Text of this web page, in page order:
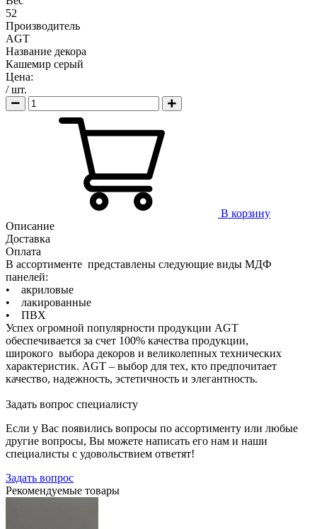
52
Производитель
AGT
Название декора
Кашемир серый
Цена:
/ шт.
В корзину
Описание
Доставка
Оплата
В ассортименте представлены следующие виды МДФ
панелей:
• акриловые
• лакированные
• ПВХ
Успех огромной популярности продукции AGT
обеспечивается за счет 100% качества продукции,
широкого выбора декоров и великолепных технических
характеристик. AGT – выбор для тех, кто предпочитает
качество, надежность, эстетичность и элегантность.
Задать вопрос специалисту
Если у Вас появились вопросы по ассортименту или любые
другие вопросы, Вы можете написать его нам и наши
специалисты с удовольствием ответят!
Задать вопрос
Рекомендуемые товары